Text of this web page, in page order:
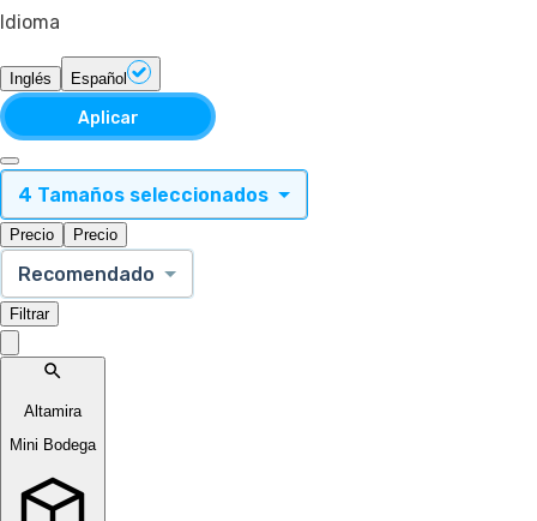
Idioma
Inglés Español
Aplicar
4 Tamaños seleccionados
Precio Precio
Recomendado
Filtrar
Altamira
Mini Bodega